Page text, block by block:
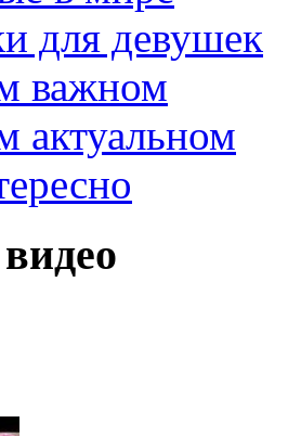
для девушек
важном
актуальном